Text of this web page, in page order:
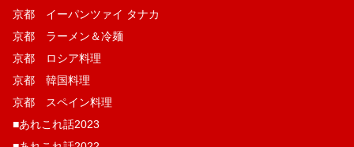
京都 イーパンツァイ タナカ
京都 ラーメン＆冷麺
京都 ロシア料理
京都 韓国料理
京都 スペイン料理
■あれこれ話2023